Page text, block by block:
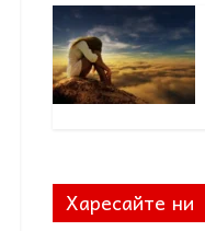
Харесайте ни